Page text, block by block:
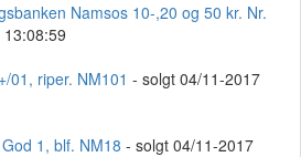
Namsos 10-,20 og 50 kr. Nr.
01, riper. NM101 - solgt 04/11-2017
1, blf. NM18 - solgt 04/11-2017